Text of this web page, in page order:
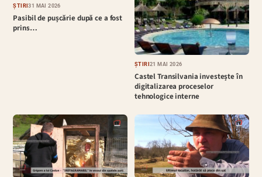
ȘTIRI31 MAI 2026
Pasibil de pușcărie după ce a fost
prins…
ȘTIRI21 MAI 2026
Castel Transilvania investește în
digitalizarea proceselor
tehnologice interne